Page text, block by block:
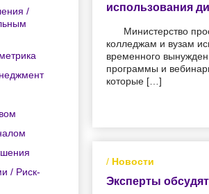
/
/ Риск-
использования
Министерство
колледжам и вузам
временного
программы и
которые […]
/ Новости
Эксперты